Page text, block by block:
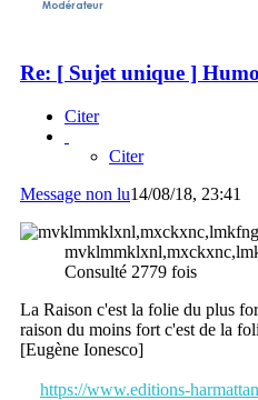
Re: [ Sujet unique ]
Citer
Citer
Message non lu14/08/18, 23:41
Consulté 2779 fois
La Raison c'est la folie du plus
raison du moins fort c'est de la
[Eugène Ionesco]
https://www.editions-